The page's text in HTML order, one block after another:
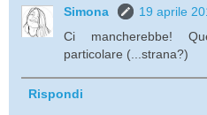
Simona
19 aprile
Ci mancherebbe!
particolare (...strana?)
Rispondi